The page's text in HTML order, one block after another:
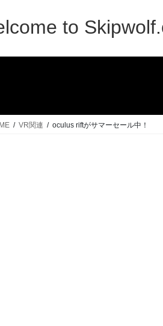
to
VR関連 oculus riftがサマーセール中！